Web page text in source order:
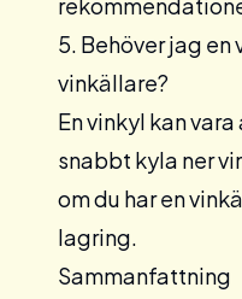
5. Behöver jag en
vinkällare?
En vinkyl kan
snabbt kyla ner
om du har en
lagring.
Sammanfattning